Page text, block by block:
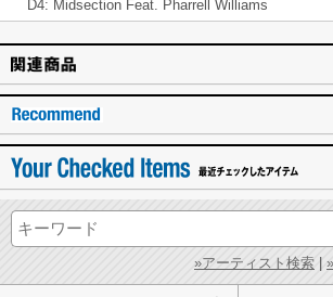
D4: Midsection Feat. Pharrell Williams
»アーティスト検索